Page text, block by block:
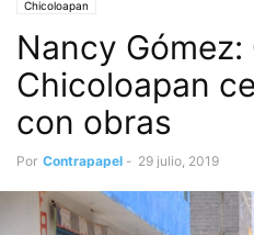
Chicoloapan
Nancy
Chicoloapan
con obras
Por Contrapapel - 29 julio, 2019